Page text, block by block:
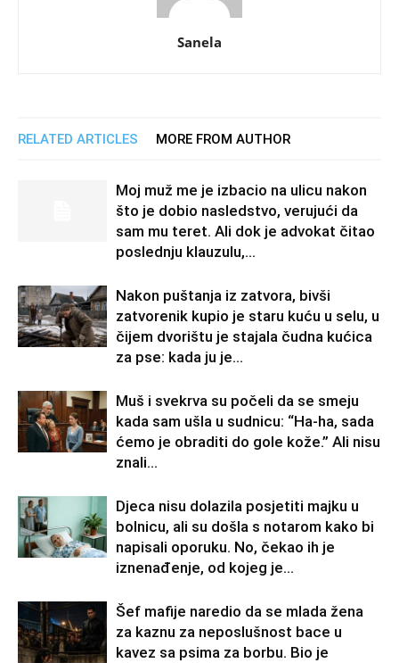
Sanela
RELATED ARTICLES MORE FROM AUTHOR
Moj muž me je izbacio na ulicu nakon
što je dobio nasledstvo, verujući da
sam mu teret. Ali dok je advokat čitao
poslednju klauzulu,...
Nakon puštanja iz zatvora, bivši
zatvorenik kupio je staru kuću u selu, u
čijem dvorištu je stajala čudna kućica
za pse: kada ju je...
Muš i svekrva su počeli da se smeju
kada sam ušla u sudnicu: “Ha-ha, sada
ćemo je obraditi do gole kože.” Ali nisu
znali...
Djeca nisu dolazila posjetiti majku u
bolnicu, ali su došla s notarom kako bi
napisali oporuku. No, čekao ih je
iznenađenje, od kojeg je...
Šef mafije naredio da se mlada žena
za kaznu za neposlušnost bace u
kavez sa psima za borbu. Bio je